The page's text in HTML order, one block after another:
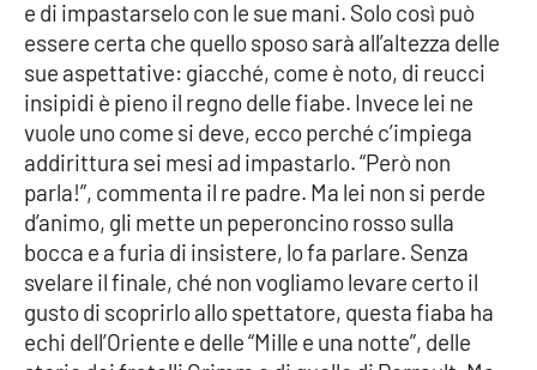
Destinazioni
Eventi
Food
Storie
LAC
NETWORK
e di impastarselo con le sue mani. Solo così può
essere certa che quello sposo sarà all’altezza delle
sue aspettative: giacché, come è noto, di reucci
insipidi è pieno il regno delle fiabe. Invece lei ne
vuole uno come si deve, ecco perché c’impiega
addirittura sei mesi ad impastarlo. “Però non
parla!”, commenta il re padre. Ma lei non si perde
d’animo, gli mette un peperoncino rosso sulla
bocca e a furia di insistere, lo fa parlare. Senza
svelare il finale, ché non vogliamo levare certo il
gusto di scoprirlo allo spettatore, questa fiaba ha
echi dell’Oriente e delle “Mille e una notte”, delle